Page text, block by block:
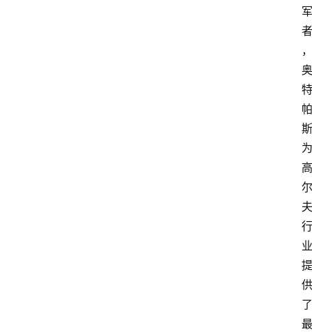
军
者
，
奥
特
帕
斯
为
高
尔
夫
行
业
提
供
了
最